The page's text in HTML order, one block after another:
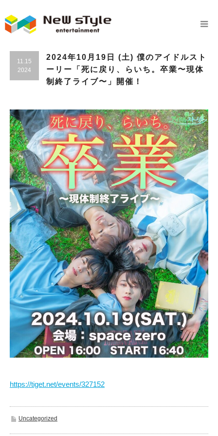
11.15
2024
2024年10月19日 (土) 僕のアイドルスト
ーリー「死に戻り、らいち。卒業〜現体
制終了ライブ〜」開催！
https://tiget.net/events/327152
Uncategorized